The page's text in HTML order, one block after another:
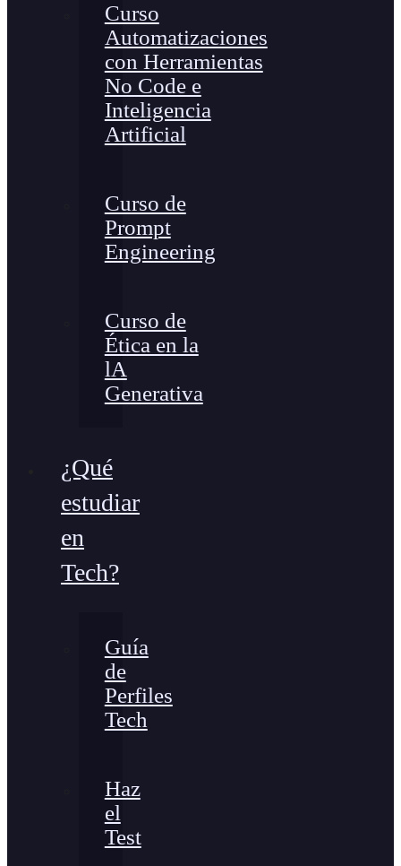
Curso
Automatizaciones
con Herramientas
No Code e
Inteligencia
Artificial
Curso de
Prompt
Engineering
Curso de
Ética en la
lA
Generativa
¿Qué
estudiar
en
Tech?
Guía
de
Perfiles
Tech
Haz
el
Test